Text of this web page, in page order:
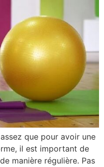
que pour avoir une
il est important de
manière régulière. Pas